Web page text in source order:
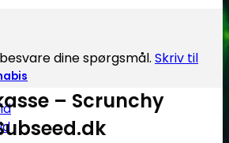
dine spørgsmål. Skriv til
– Scrunchy